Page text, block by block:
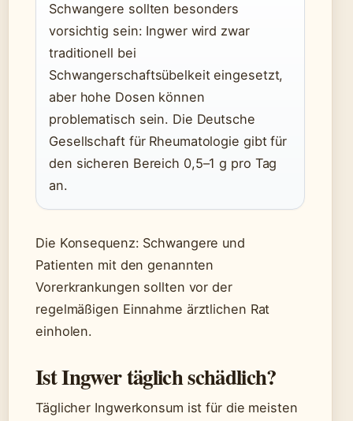
Schwangere sollten besonders
vorsichtig sein: Ingwer wird zwar
traditionell bei
Schwangerschaftsübelkeit eingesetzt,
aber hohe Dosen können
problematisch sein. Die Deutsche
Gesellschaft für Rheumatologie gibt für
den sicheren Bereich 0,5–1 g pro Tag
an.
Die Konsequenz: Schwangere und
Patienten mit den genannten
Vorerkrankungen sollten vor der
regelmäßigen Einnahme ärztlichen Rat
einholen.
Ist Ingwer täglich schädlich?
Täglicher Ingwerkonsum ist für die meisten